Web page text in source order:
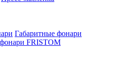
Габаритные фонари
FRISTOM